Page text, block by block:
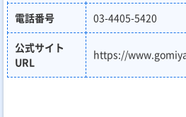
電話番号 03-4405-5420
公式サイト
URL
https://